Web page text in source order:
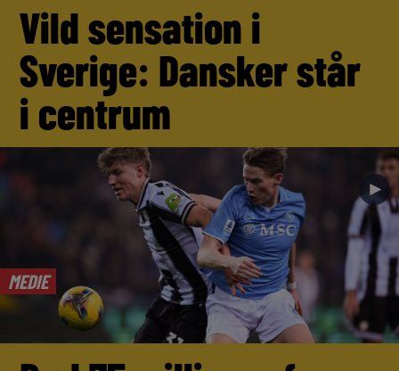
Vild sensation i
Sverige: Dansker står
i centrum
MEDIE
►